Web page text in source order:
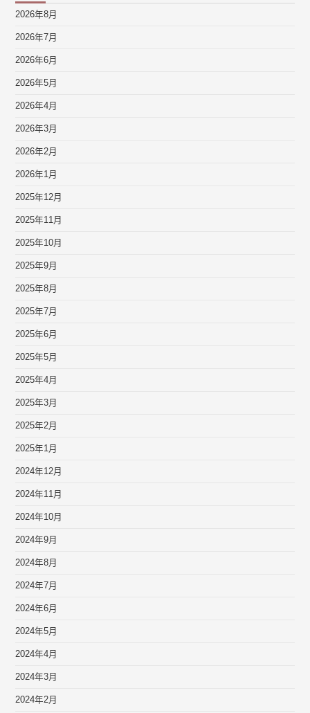
2026年8月
2026年7月
2026年6月
2026年5月
2026年4月
2026年3月
2026年2月
2026年1月
2025年12月
2025年11月
2025年10月
2025年9月
2025年8月
2025年7月
2025年6月
2025年5月
2025年4月
2025年3月
2025年2月
2025年1月
2024年12月
2024年11月
2024年10月
2024年9月
2024年8月
2024年7月
2024年6月
2024年5月
2024年4月
2024年3月
2024年2月